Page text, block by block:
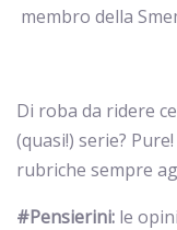
membro della
Di roba da ridere
(quasi!) serie?
rubriche sempre
#Pensierini: le